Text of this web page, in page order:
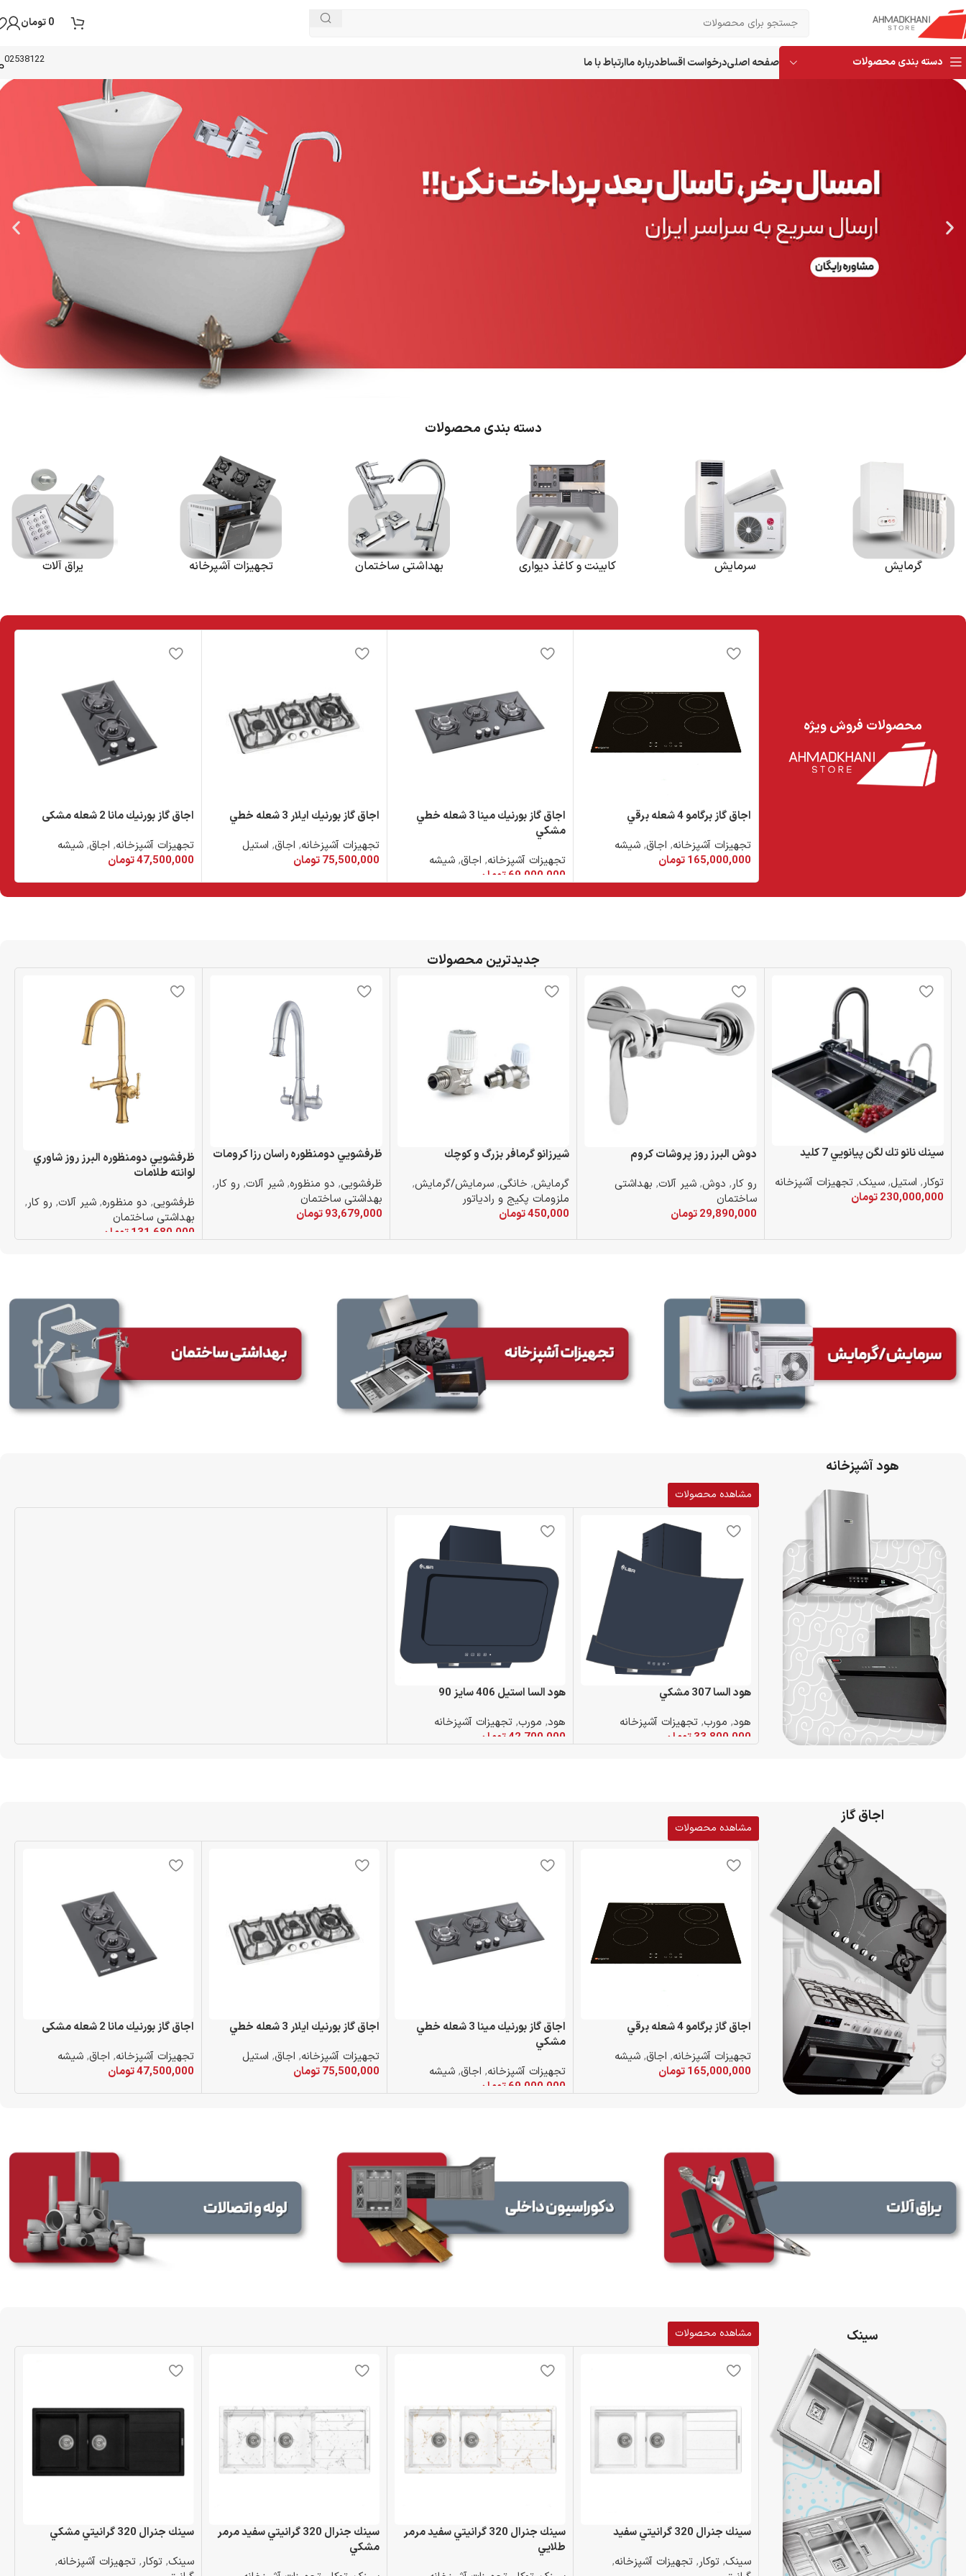
0تومان
دسته بندی محصولات صفحه اصلیدرخواست اقساطدرباره ماارتباط با ما 02538122
دسته بندی محصولات
گرمایش سرمایش کابینت و کاغذ دیواری بهداشتی ساختمان تجهیزات آشپرخانه یراق آلات
محصولات فروش ویژه
اجاق گاز برگامو 4 شعله برقي
تجهیزات آشپزخانه, اجاق, شیشه
165,000,000تومان
افزودن به سبد خرید
اجاق گاز بورنيك مينا 3 شعله خطي
مشكي
تجهیزات آشپزخانه, اجاق,شیشه
69,000,000تومان
افزودن به سبد خرید
اجاق گاز بورنيك ايلار 3 شعله خطي
تجهیزات آشپزخانه, اجاق, استیل
75,500,000تومان
افزودن به سبد خرید
اجاق گاز بورنيك مانا 2 شعله مشکی
تجهیزات آشپزخانه, اجاق,شیشه
47,500,000تومان
افزودن به سبد خرید
جدیدترین محصولات
سينك نانو تك لگن پيانويي 7 كليد
توکار, استیل, سینک, تجهیزات آشپزخانه
230,000,000تومان
دوش البرز روز پروشات كروم
رو کار, دوش,شیر آلات, بهداشتی
ساختمان
29,890,000تومان
شيرزانو گرمافر بزرگ و كوچك
گرمایش, خانگی, سرمایش/گرمایش,
ملزومات پکیج و رادیاتور
450,000تومان
ظرفشويي دومنظوره راسان رزا كرومات
ظرفشویی, دو منظوره,شیر آلات, رو کار,
بهداشتی ساختمان
93,679,000تومان
ظرفشويي دومنظوره البرز روز شاوري
لوانته طلامات
ظرفشویی, دو منظوره, شیر آلات, رو کار,
بهداشتی ساختمان
131,680,000تومان
هود آشپزخانه
مشاهده محصولات
هود السا 307 مشكي
هود, مورب, تجهیزات آشپزخانه
33,800,000تومان
هود السا استيل 406 سايز 90
هود, مورب,تجهیزات آشپزخانه
42,700,000تومان
اجاق گاز
مشاهده محصولات
اجاق گاز برگامو 4 شعله برقي
تجهیزات آشپزخانه, اجاق, شیشه
165,000,000تومان
افزودن به سبد خرید
اجاق گاز بورنيك مينا 3 شعله خطي
مشكي
تجهیزات آشپزخانه, اجاق,شیشه
69,000,000تومان
اجاق گاز بورنيك ايلار 3 شعله خطي
تجهیزات آشپزخانه, اجاق, استیل
75,500,000تومان
افزودن به سبد خرید
اجاق گاز بورنيك مانا 2 شعله مشکی
تجهیزات آشپزخانه, اجاق,شیشه
47,500,000تومان
افزودن به سبد خرید
سینک مشاهده محصولات
سينك جنرال 320 گرانيتي سفيد
سینک, توکار, تجهیزات آشپزخانه,
سينك جنرال 320 گرانيتي سفيد مرمر
طلايي
سينك جنرال 320 گرانيتي سفيد مرمر
مشكي
سينك جنرال 320 گرانيتي مشكي
سینک,توکار,تجهیزات آشپزخانه,